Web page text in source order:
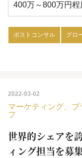
400万～800万円程
ポストコンサル グロ
2022-03-02
マーケティング、
フ
世界的シェアを
ィング担当を募